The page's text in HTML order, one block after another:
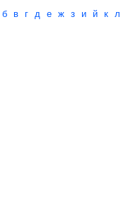
б в г д е ж з и й к л